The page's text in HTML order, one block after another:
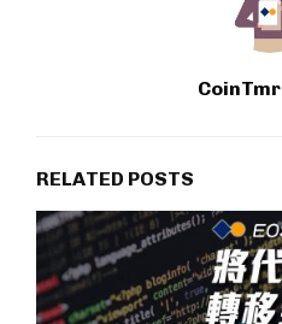
CoinTmr
RELATED POSTS